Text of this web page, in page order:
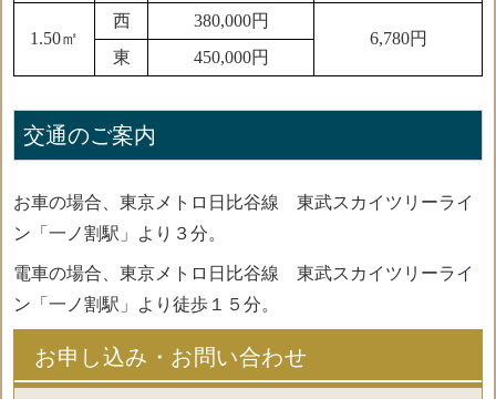
1.50㎡
西
380,000円
6,780円
東
450,000円
交通のご案内
お車の場合、東京メトロ日比谷線 東武スカイツリーライ
ン「一ノ割駅」より３分。
電車の場合、東京メトロ日比谷線 東武スカイツリーライ
ン「一ノ割駅」より徒歩１５分。
お申し込み・お問い合わせ​